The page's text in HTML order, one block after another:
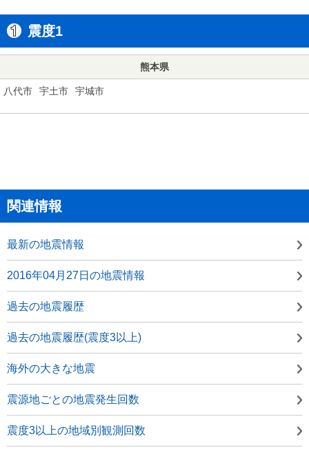
震度1
熊本県
八代市 宇土市 宇城市
関連情報
最新の地震情報
2016年04月27日の地震情報
過去の地震履歴
過去の地震履歴(震度3以上)
海外の大きな地震
震源地ごとの地震発生回数
震度3以上の地域別観測回数